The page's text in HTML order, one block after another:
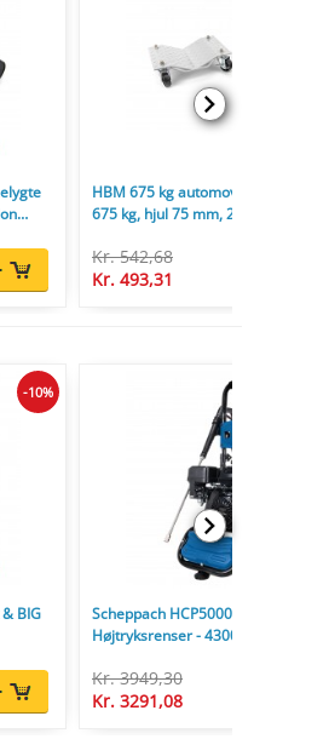
HBM 675 kg automoversæt,
675 kg, hjul 75 mm, 2-delt.
Kr. 542,68
Kr. 493,31
BIG
-10%
Scheppach HCP5000 Benzin
Højtryksrenser - 4300W - 241 Bar
Kr. 3949,30
Kr. 3291,08